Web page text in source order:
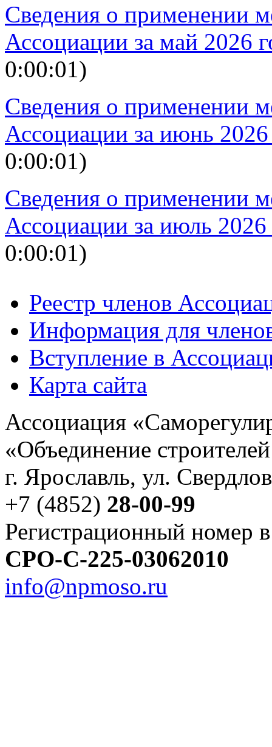
Сведения о применении
Ассоциации за май 2026
0:00:01)
Сведения о применении
Ассоциации за июнь 2026
0:00:01)
Сведения о применении
Ассоциации за июль 2026
0:00:01)
Реестр членов
Информация для
Вступление в
Карта сайта
Ассоциация
«Объединение
г. Ярославль, ул.
+7 (4852) 28-00-99
Регистрационный номер
СРО-С-225-03062010
info@npmoso.ru